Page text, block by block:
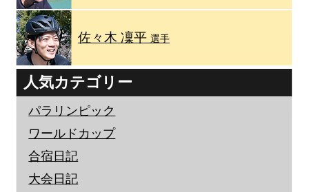
佐々木 凜平 選手
人気カテゴリー
パラリンピック
ワールドカップ
合宿日記
大会日記